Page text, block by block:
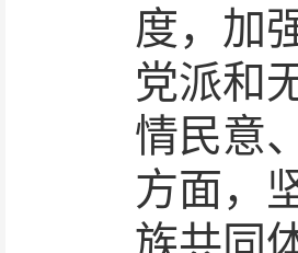
度，加
党派和
情民意
方面，
族共同